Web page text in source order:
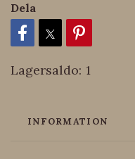
Dela
Lagersaldo: 1
INFORMATION